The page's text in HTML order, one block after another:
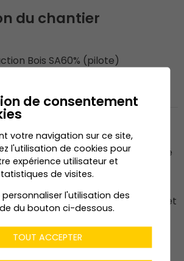
du chantier
Bois SA60% (pilote)
Cie SA
l'ouvrage
couvert industriel dans le but de le
de charpente et
nouveau site
des pièces abîmées par le temps et
de toiture
étapes, la planification du
transport et du remontage a été
en collaboration avec les
de consentement
votre navigation sur ce site,
l'utilisation de cookies pour
expérience utilisateur et
de visites.
l'utilisation des
du bouton ci-dessous.
TOUT ACCEPTER